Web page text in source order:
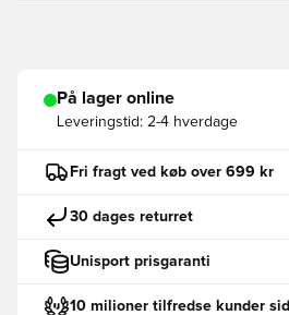
På lager online
Leveringstid: 2-4 hverdage
Fri fragt ved køb over 699 kr
30 dages returret
Unisport prisgaranti
10 milioner tilfredse kunder